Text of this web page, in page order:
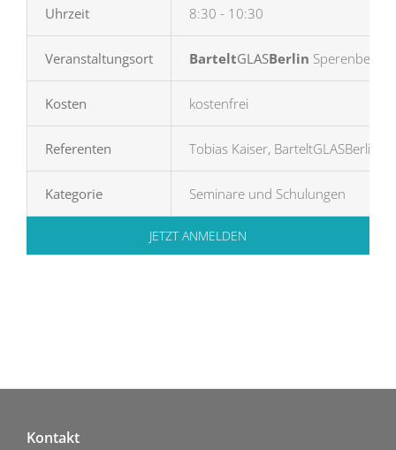
Uhrzeit 8:30 - 10:30
Veranstaltungsort BarteltGLASBerlin
Kosten kostenfrei
Referenten Tobias Kaiser, BarteltGLASBerlin
Kategorie Seminare und Schulungen
JETZT ANMELDEN
Kontakt